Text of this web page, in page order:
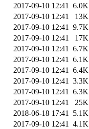
2017-09-10 12:41 6.0K
2017-09-10 12:41
13K
2017-09-10 12:41 9.7K
2017-09-10 12:41
17K
2017-09-10 12:41 6.7K
2017-09-10 12:41 6.1K
2017-09-10 12:41 6.4K
2017-09-10 12:41 3.3K
2017-09-10 12:41 6.3K
2017-09-10 12:41
25K
2018-06-18 17:41 5.1K
2017-09-10 12:41 4.1K